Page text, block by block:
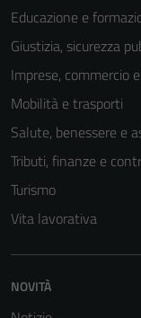
Educazione e
Giustizia, sicurezza
Imprese, commercio
Mobilità e trasporti
Salute, benessere e
Tributi, finanze e
Turismo
Vita lavorativa
NOVITÀ